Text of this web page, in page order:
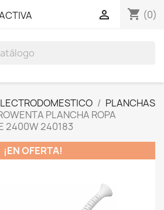
shopping_cart (0)

PLANCHAS
PLANCHA ROPA
2400W 240183
¡EN OFERTA!